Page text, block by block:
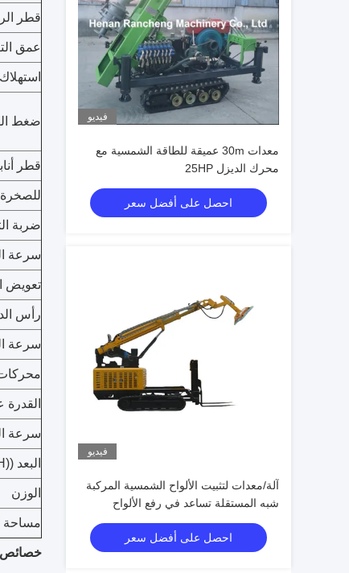
فيديو
معدات 30m عميقة للطاقة الشمسية مع
محرك الديزل 25HP
احصل على أفضل سعر
فيديو
آلة/معدات لتثبيت الألواح الشمسية المركبة
شبه المستقلة تساعد في رفع الألواح
الشمسية
احصل على أفضل سعر
قطر
عمق
ضغط
قطر
للصخرة
ضربة
سرعة
تعويض
رأس
سرعة
سرعة
البعد ((L*W*H)
الوزن
مساحة
خصائص